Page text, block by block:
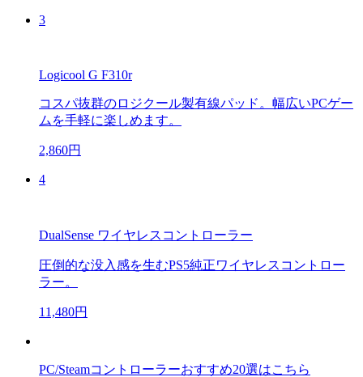
3
Logicool G F310r
コスパ抜群のロジクール製有線パッド。幅広いPCゲー
ムを手軽に楽しめます。
2,860円
4
DualSense ワイヤレスコントローラー
圧倒的な没入感を生むPS5純正ワイヤレスコントロー
ラー。
11,480円
PC/Steamコントローラーおすすめ20選はこちら